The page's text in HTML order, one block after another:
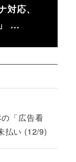
応、
…
「広告看
払い (12/9)